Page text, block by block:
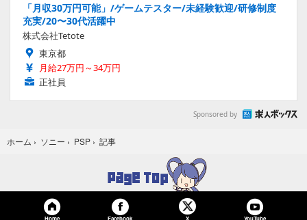
「月収30万円可能」/ゲームテスター/未経験歓迎/研修制度
充実/20〜30代活躍中
株式会社Tetote
東京都
月給27万円～34万円
正社員
Sponsored by
ホーム › ソニー › PSP › 記事
Home Facebook X YouTube